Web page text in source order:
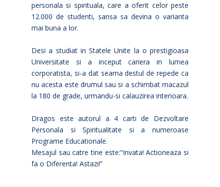
personala si spirituala, care a oferit celor peste
12.000 de studenti, sansa sa devina o varianta
mai buna a lor.
Desi a studiat in Statele Unite la o prestigioasa
Universitate si a inceput cariera in lumea
corporatista, si-a dat seama destul de repede ca
nu acesta este drumul sau si a schimbat macazul
la 180 de grade, urmandu-si calauzirea interioara.
Dragos este autorul a 4 carti de Dezvoltare
Personala si Spiritualitate si a numeroase
Programe Educationale.
Mesajul sau catre tine este:“Invata! Actioneaza si
fa o Diferenta! Astazi!”